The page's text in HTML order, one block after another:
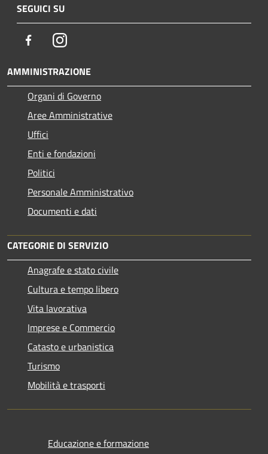
SEGUICI SU
FacebookInstagram
AMMINISTRAZIONE
Organi di Governo
Aree Amministrative
Uffici
Enti e fondazioni
Politici
Personale Amministrativo
Documenti e dati
CATEGORIE DI SERVIZIO
Anagrafe e stato civile
Cultura e tempo libero
Vita lavorativa
Imprese e Commercio
Catasto e urbanistica
Turismo
Mobilità e trasporti
Educazione e formazione